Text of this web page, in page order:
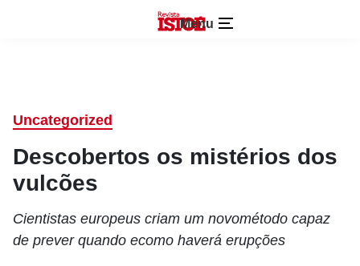
Menu
Uncategorized
Descobertos os mistérios dos
vulcões
Cientistas europeus criam um novométodo capaz
de prever quando ecomo haverá erupções